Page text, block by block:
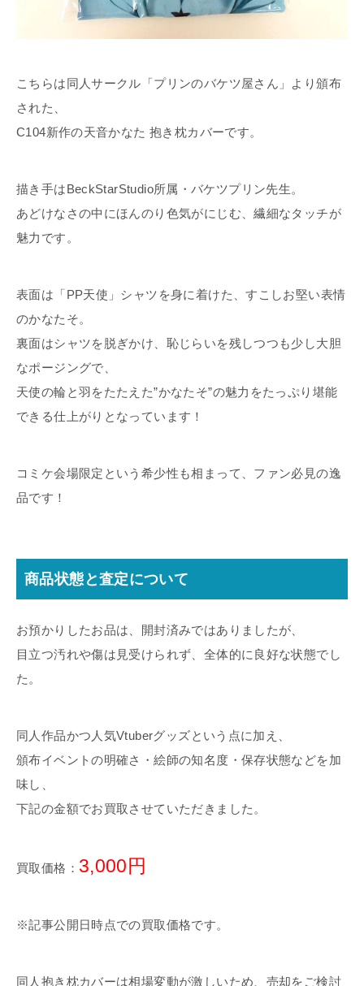
こちらは同人サークル「プリンのバケツ屋さん」より頒布
された、
C104新作の天音かなた 抱き枕カバーです。
描き手はBeckStarStudio所属・バケツプリン先生。
あどけなさの中にほんのり色気がにじむ、繊細なタッチが
魅力です。
表面は「PP天使」シャツを身に着けた、すこしお堅い表情
のかなたそ。
裏面はシャツを脱ぎかけ、恥じらいを残しつつも少し大胆
なポージングで、
天使の輪と羽をたたえた”かなたそ”の魅力をたっぷり堪能
できる仕上がりとなっています！
コミケ会場限定という希少性も相まって、ファン必見の逸
品です！
商品状態と査定について
お預かりしたお品は、開封済みではありましたが、
目立つ汚れや傷は見受けられず、全体的に良好な状態でし
た。
同人作品かつ人気Vtuberグッズという点に加え、
頒布イベントの明確さ・絵師の知名度・保存状態などを加
味し、
下記の金額でお買取させていただきました。
買取価格： 3,000円
※記事公開日時点での買取価格です。
同人抱き枕カバーは相場変動が激しいため、売却をご検討